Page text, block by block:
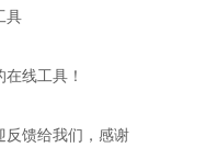
具
线工具！
反馈给我们，感谢